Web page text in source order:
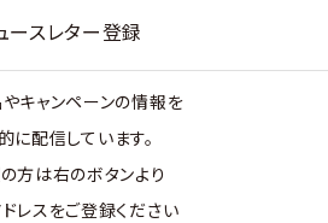
ースレター登録
キャンペーンの情報を
に配信しています。
方は右のボタンより
レスをご登録ください